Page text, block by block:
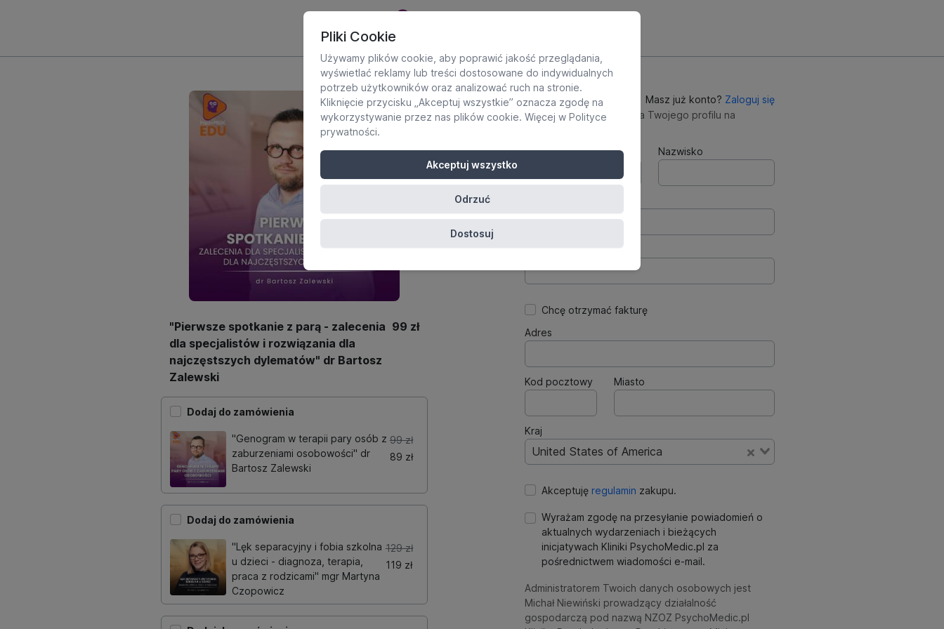
"Pierwsze spotkanie z parą - zalecenia
dla specjalistów i rozwiązania dla
najczęstszych dylematów" dr Bartosz
Zalewski
99 zł
Dodaj do zamówienia
"Genogram w terapii pary osób z
zaburzeniami osobowości" dr
Bartosz Zalewski
99 zł
89 zł
Dodaj do zamówienia
"Lęk separacyjny i fobia szkolna
u dzieci - diagnoza, terapia,
praca z rodzicami" mgr Martyna
Czopowicz
129 zł
119 zł
Dane uczestnika Masz już konto? Zaloguj się
Potrzebne do utworzenia Twojego profilu na
Imię
Nazwisko
Hasło
Chcę otrzymać fakturę
Adres
Kod pocztowy Miasto
Kraj
United States of America
Akceptuję regulamin zakupu.
Wyrażam zgodę na przesyłanie powiadomień o
aktualnych wydarzeniach i bieżących
inicjatywach Kliniki PsychoMedic.pl za
pośrednictwem wiadomości e-mail.
Administratorem Twoich danych osobowych jest
Michał Niewiński prowadzący działalność
gospodarczą pod nazwą NZOZ PsychoMedic.pl
Pliki Cookie
Używamy plików cookie, aby poprawić jakość przeglądania,
wyświetlać reklamy lub treści dostosowane do indywidualnych
potrzeb użytkowników oraz analizować ruch na stronie.
Kliknięcie przycisku „Akceptuj wszystkie” oznacza zgodę na
wykorzystywanie przez nas plików cookie. Więcej w Polityce
prywatności.
Akceptuj wszystko
Odrzuć
Dostosuj